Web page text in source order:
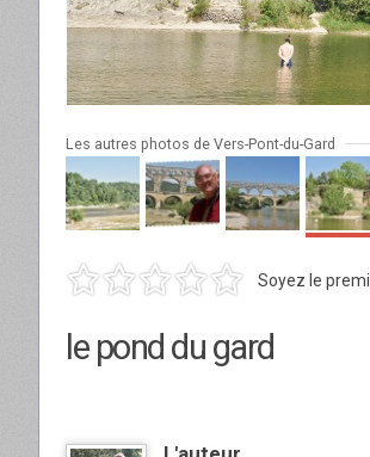
Les autres photos de Vers-Pont-du-Gard
Soyez le
le pond du gard